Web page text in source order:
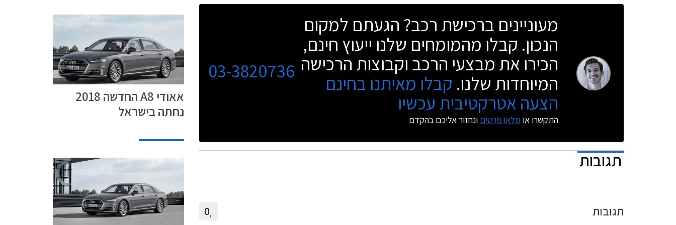
מעוניינים ברכישת רכב? הגעתם למקום
הנכון. קבלו מהמומחים שלנו ייעוץ חינם,
הכירו את מבצעי הרכב וקבוצות הרכישה
המיוחדות שלנו. קבלו מאיתנו בחינם
הצעה אטרקטיבית עכשיו
התקשרו או מלאו פרטים ונחזור אליכם בהקדם
03-3820736
תגובות
תגובות 0
אאודי A8 החדשה 2018
נחתה בישראל